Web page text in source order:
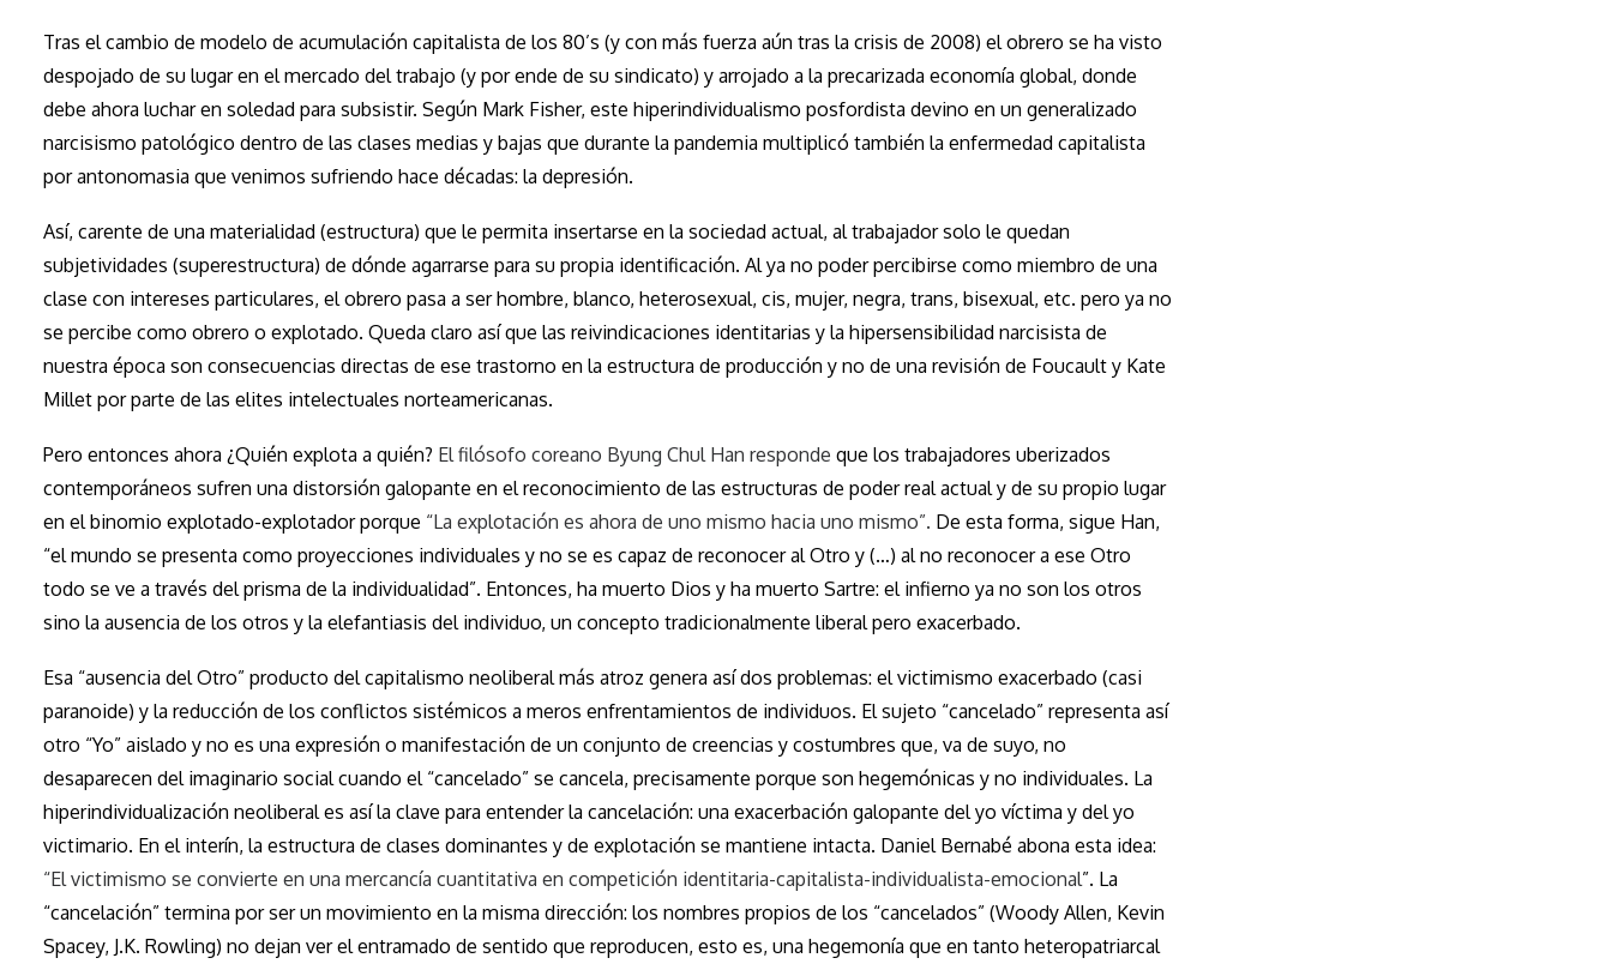
Tras el cambio de modelo de acumulación capitalista de los 80’s (y con más fuerza aún tras la crisis de 2008) el obrero se ha visto
despojado de su lugar en el mercado del trabajo (y por ende de su sindicato) y arrojado a la precarizada economía global, donde
debe ahora luchar en soledad para subsistir. Según Mark Fisher, este hiperindividualismo posfordista devino en un generalizado
narcisismo patológico dentro de las clases medias y bajas que durante la pandemia multiplicó también la enfermedad capitalista
por antonomasia que venimos sufriendo hace décadas: la depresión.
Así, carente de una materialidad (estructura) que le permita insertarse en la sociedad actual, al trabajador solo le quedan
subjetividades (superestructura) de dónde agarrarse para su propia identificación. Al ya no poder percibirse como miembro de una
clase con intereses particulares, el obrero pasa a ser hombre, blanco, heterosexual, cis, mujer, negra, trans, bisexual, etc. pero ya no
se percibe como obrero o explotado. Queda claro así que las reivindicaciones identitarias y la hipersensibilidad narcisista de
nuestra época son consecuencias directas de ese trastorno en la estructura de producción y no de una revisión de Foucault y Kate
Millet por parte de las elites intelectuales norteamericanas.
Pero entonces ahora ¿Quién explota a quién? El filósofo coreano Byung Chul Han responde que los trabajadores uberizados
contemporáneos sufren una distorsión galopante en el reconocimiento de las estructuras de poder real actual y de su propio lugar
en el binomio explotado-explotador porque “La explotación es ahora de uno mismo hacia uno mismo”. De esta forma, sigue Han,
“el mundo se presenta como proyecciones individuales y no se es capaz de reconocer al Otro y (…) al no reconocer a ese Otro
todo se ve a través del prisma de la individualidad”. Entonces, ha muerto Dios y ha muerto Sartre: el infierno ya no son los otros
sino la ausencia de los otros y la elefantiasis del individuo, un concepto tradicionalmente liberal pero exacerbado.
Esa “ausencia del Otro” producto del capitalismo neoliberal más atroz genera así dos problemas: el victimismo exacerbado (casi
paranoide) y la reducción de los conflictos sistémicos a meros enfrentamientos de individuos. El sujeto “cancelado” representa así
otro “Yo” aislado y no es una expresión o manifestación de un conjunto de creencias y costumbres que, va de suyo, no
desaparecen del imaginario social cuando el “cancelado” se cancela, precisamente porque son hegemónicas y no individuales. La
hiperindividualización neoliberal es así la clave para entender la cancelación: una exacerbación galopante del yo víctima y del yo
victimario. En el interín, la estructura de clases dominantes y de explotación se mantiene intacta. Daniel Bernabé abona esta idea:
“El victimismo se convierte en una mercancía cuantitativa en competición identitaria-capitalista-individualista-emocional”. La
“cancelación” termina por ser un movimiento en la misma dirección: los nombres propios de los “cancelados” (Woody Allen, Kevin
Spacey, J.K. Rowling) no dejan ver el entramado de sentido que reproducen, esto es, una hegemonía que en tanto heteropatriarcal